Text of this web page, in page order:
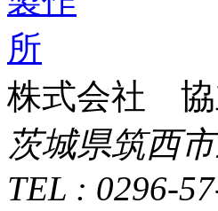
株式会社 協
茨城県筑西
TEL : 0296-